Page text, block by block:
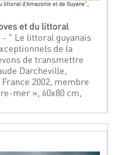
littoral d’Amazonie et de Guyane",
et du littoral
- " Le littoral guyanais
de la
de transmettre
Darcheville,
2002, membre
mer », 60x80 cm,